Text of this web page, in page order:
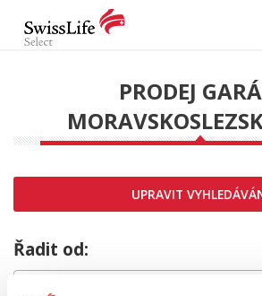
NABÍDKA NEMOVITOSTÍ
CHCI PRODAT / PRONAJMOUT
HLÍDAT NOVÉ NABÍDKY
CHCI OCENIT NEMOVITOST
O NÁS
REFERENCE
PRODEJ
UPRAVIT
Řadit od: